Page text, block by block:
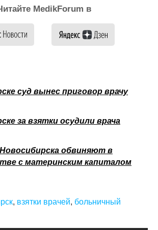
MedikForum в
суд вынес приговор врачу
за взятки осудили врача
обвиняют в
с материнским капиталом
, взятки врачей, больничный